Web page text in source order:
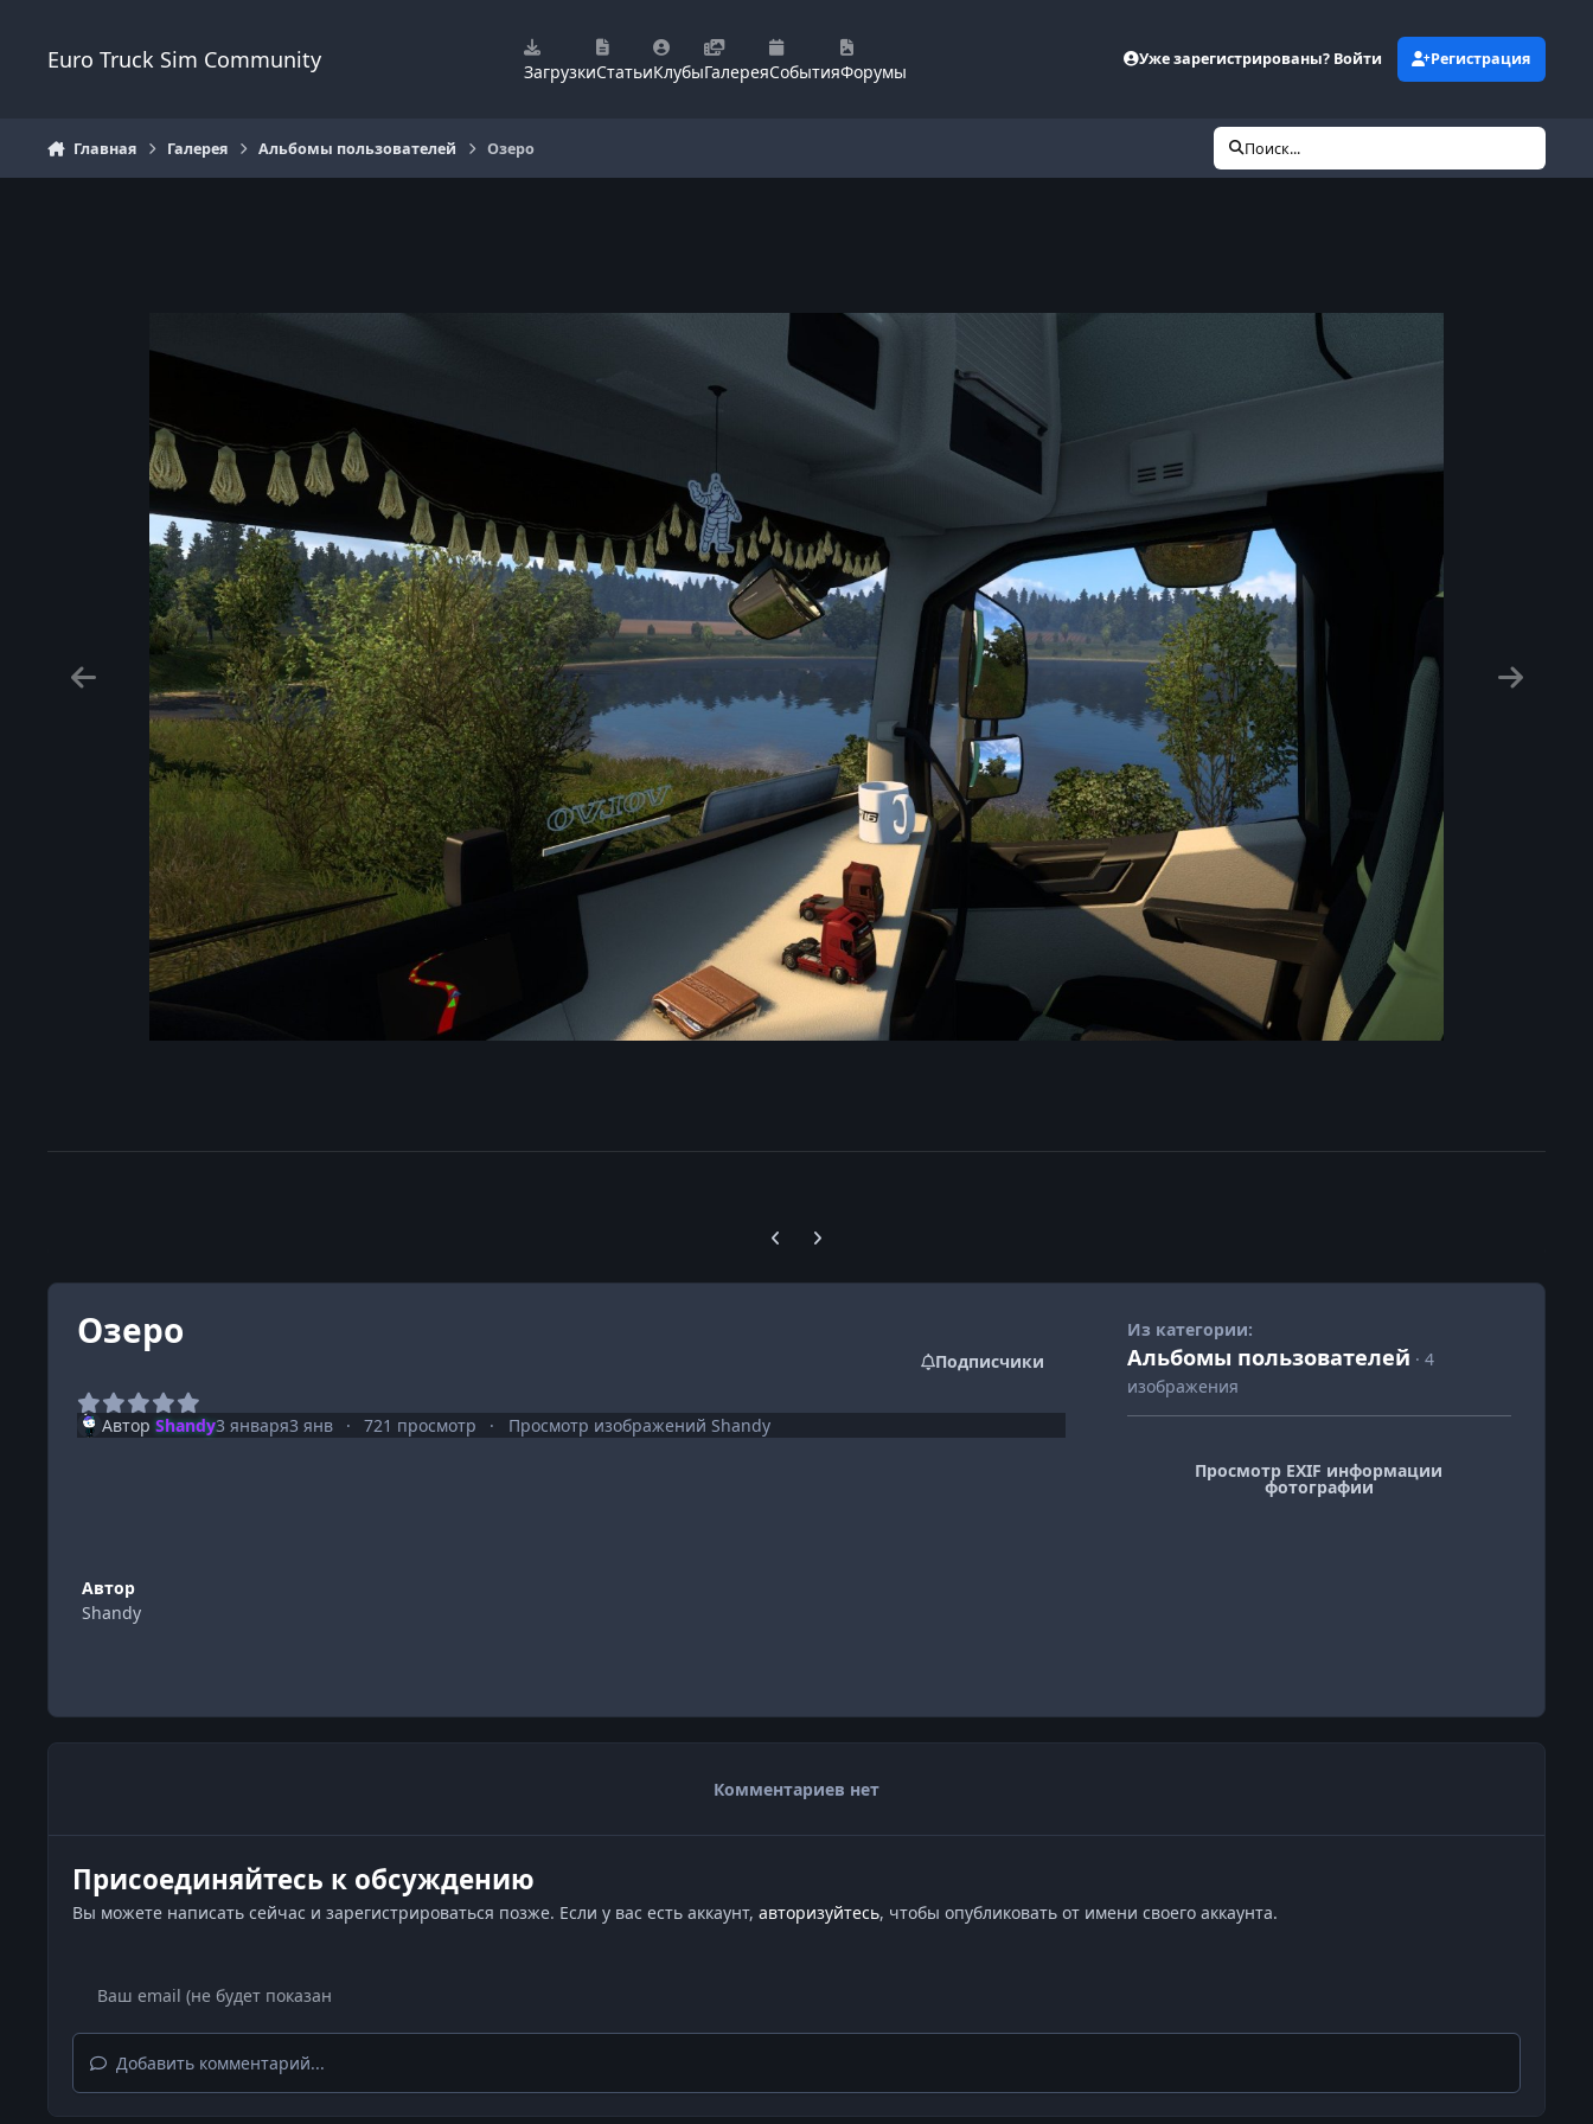
Euro Truck Sim Community ЗагрузкиСтатьиКлубыГалереяСобытияФорумы
Уже зарегистрированы? Войти Регистрация
Главная Галерея Альбомы пользователей Озеро Поиск...
Предыдущий слайд карусели
Следующий слайд карусели
Озеро
Подписчики
Автор Shandy3 января3 янв 721 просмотр Просмотр изображений Shandy
Автор
Shandy
Из категории:
Альбомы пользователей · 4
изображения
Просмотр EXIF информации
фотографии
Комментариев нет
Присоединяйтесь к обсуждению
Вы можете написать сейчас и зарегистрироваться позже. Если у вас есть аккаунт, авторизуйтесь, чтобы опубликовать от имени своего аккаунта.
Добавить комментарий...